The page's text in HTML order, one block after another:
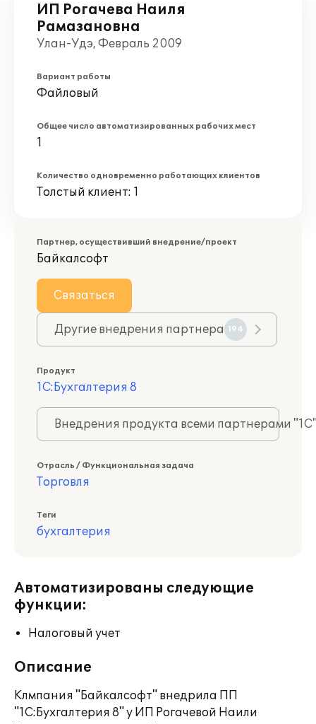
ИП Рогачева Наиля
Рамазановна
Улан-Удэ, Февраль 2009
Вариант работы
Файловый
Общее число автоматизированных рабочих мест
1
Количество одновременно работающих клиентов
Толстый клиент: 1
Партнер, осуществивший внедрение/проект
Байкалсофт
Связаться
Другие внедрения партнера 194
Продукт
1С:Бухгалтерия 8
Внедрения продукта всеми партнерами
Отрасль / Функциональная задача
Торговля
Теги
бухгалтерия
Автоматизированы следующие
функции:
Налоговый учет
Описание
Клмпания "Байкалсофт" внедрила ПП
"1С:Бухгалтерия 8" у ИП Рогачевой Наили